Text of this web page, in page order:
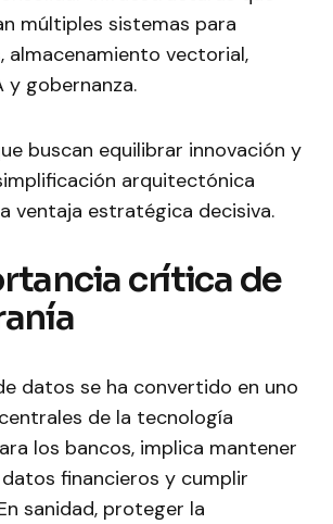
múltiples sistemas para
almacenamiento vectorial,
y gobernanza.
buscan equilibrar innovación y
arquitectónica
ventaja estratégica decisiva.
crítica de
datos se ha convertido en uno
de la tecnología
los bancos, implica mantener
financieros y cumplir
sanidad, proteger la